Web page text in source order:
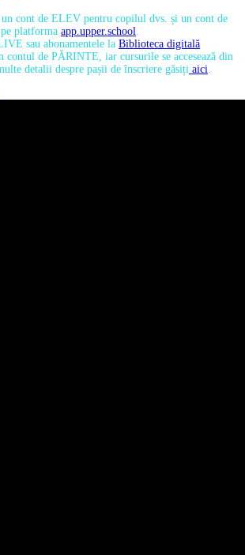
cont de ELEV pentru copilul dvs. și un cont de
platforma app.upper.school.
sau abonamentele la Biblioteca digitală
contul de PĂRINTE, iar cursurile se accesează din
detalii despre pașii de înscriere găsiți aici.